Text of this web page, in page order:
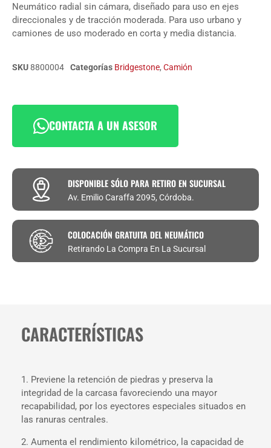
Neumático radial sin cámara, diseñado para uso en ejes
direccionales y de tracción moderada. Para uso urbano y
camiones de uso moderado en corta y media distancia.
SKU8800004 Categorías Bridgestone, Camión
CONTACTA A UN ASESOR
DISPONIBLE SÓLO PARA RETIRO EN SUCURSAL
Av. Emilio Caraffa 2095, Córdoba.
COLOCACIÓN GRATUITA DEL NEUMÁTICO
Retirando La Compra En La Sucursal
CARACTERÍSTICAS
1. Previene la retención de piedras y preserva la
integridad de la carcasa favoreciendo una mayor
recapabilidad, por los eyectores especiales situados en
las ranuras centrales.
2. Aumenta el rendimiento kilométrico, la capacidad de